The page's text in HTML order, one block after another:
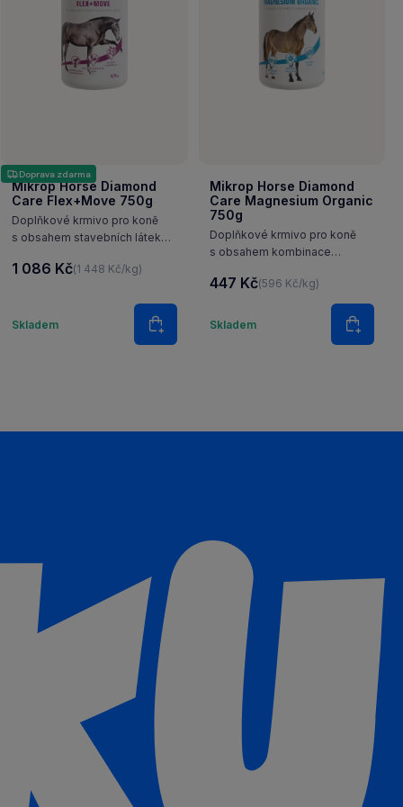
Doprava zdarma
Mikrop Horse Diamond
Care Flex+Move 750g
Doplňkové krmivo pro koně
s obsahem stavebních látek
Obsahuje kyselinu
z Boswellie serraty. Bez
obsahu MSM.
1 086 Kč(1 448 Kč/kg)
Skladem
Množství
Do košíku
Mikrop Horse Diamond
Care Magnesium Organic
750g
Doplňkové krmivo pro koně
s obsahem kombinace
hořčíku a vitaminu B1 pro
podporu vitality nervové
a svalové soustavy.
447 Kč(596 Kč/kg)
Skladem
Množství
Do